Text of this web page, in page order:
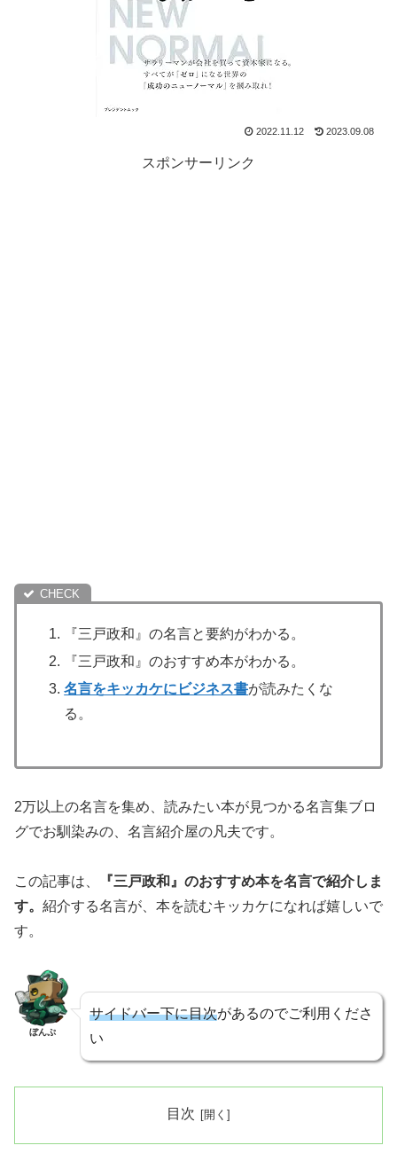
2022.11.12 2023.09.08
スポンサーリンク
『三戸政和』の名言と要約がわかる。
『三戸政和』のおすすめ本がわかる。
名言をキッカケにビジネス書が読みたくな
る。
2万以上の名言を集め、読みたい本が見つかる名言集ブロ
グでお馴染みの、名言紹介屋の凡夫です。
この記事は、 『三戸政和』のおすすめ本を名言で紹介しま
す。 紹介する名言が、本を読むキッカケになれば嬉しいで
す。
ぼんぷ
サイドバー下に目次があるのでご利用くださ
い
目次